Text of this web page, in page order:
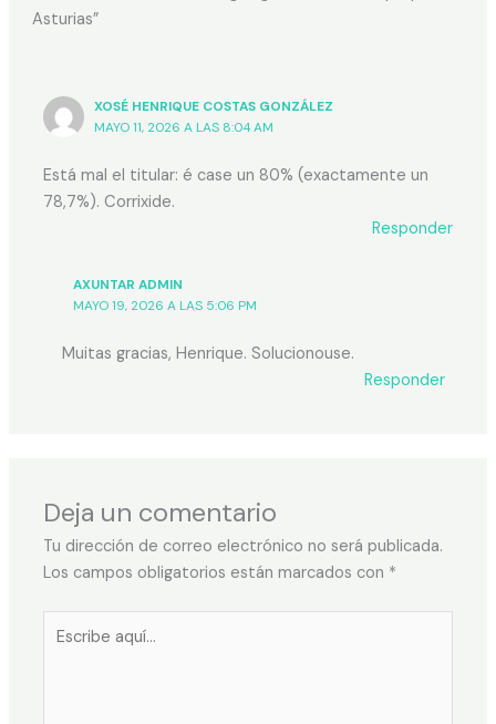
Asturias”
XOSÉ HENRIQUE COSTAS GONZÁLEZ
MAYO 11, 2026 A LAS 8:04 AM
Está mal el titular: é case un 80% (exactamente un
78,7%). Corrixide.
Responder
AXUNTAR ADMIN
MAYO 19, 2026 A LAS 5:06 PM
Muitas gracias, Henrique. Solucionouse.
Responder
Deja un comentario
Tu dirección de correo electrónico no será publicada.
Los campos obligatorios están marcados con *